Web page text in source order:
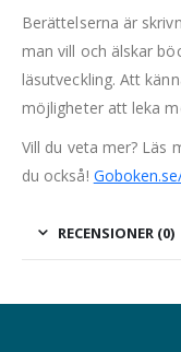
Berättelserna är
man vill och älskar
läsutveckling. Att
möjligheter att leka
Vill du veta mer? Läs
du också!
RECENSIONER (0)